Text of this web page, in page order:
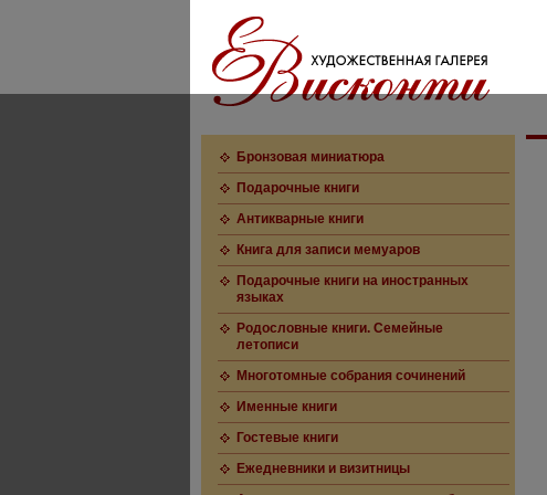
Бронзовая миниатюра
Подарочные книги
Антикварные книги
Книга для записи мемуаров
Подарочные книги на иностранных
языках
Родословные книги. Семейные
летописи
Многотомные собрания сочинений
Именные книги
Гостевые книги
Ежедневники и визитницы